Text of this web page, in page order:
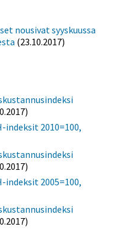
nousivat syyskuussa
(23.10.2017)
indeksit 2010=100,
indeksit 2005=100,